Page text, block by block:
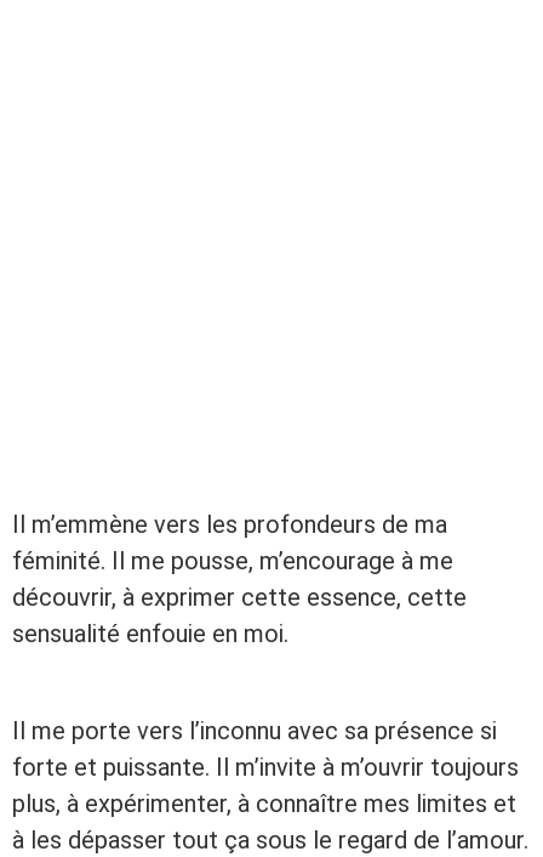
Il m’emmène vers les profondeurs de ma
féminité. Il me pousse, m’encourage à me
découvrir, à exprimer cette essence, cette
sensualité enfouie en moi.
Il me porte vers l’inconnu avec sa présence si
forte et puissante. Il m’invite à m’ouvrir toujours
plus, à expérimenter, à connaître mes limites et
à les dépasser tout ça sous le regard de l’amour.